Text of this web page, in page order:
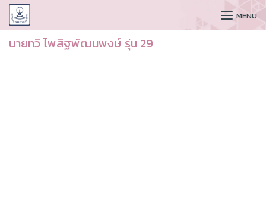
CUDAA MENU
นายทวิ ไพสิฐพัฒนพงษ์ รุ่น 29